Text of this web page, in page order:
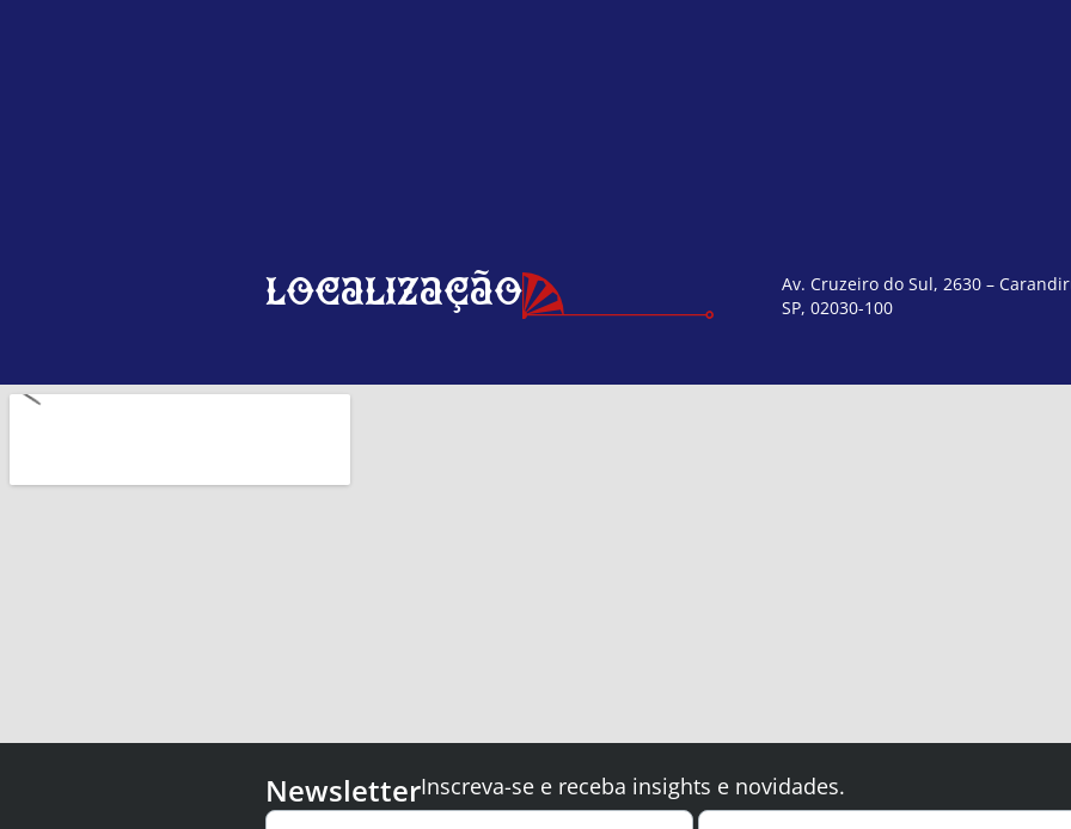
Localização
Av. Cruzeiro do Sul, 2630 –
SP, 02030-100
NewsletterInscreva-se e receba insights e novidades.